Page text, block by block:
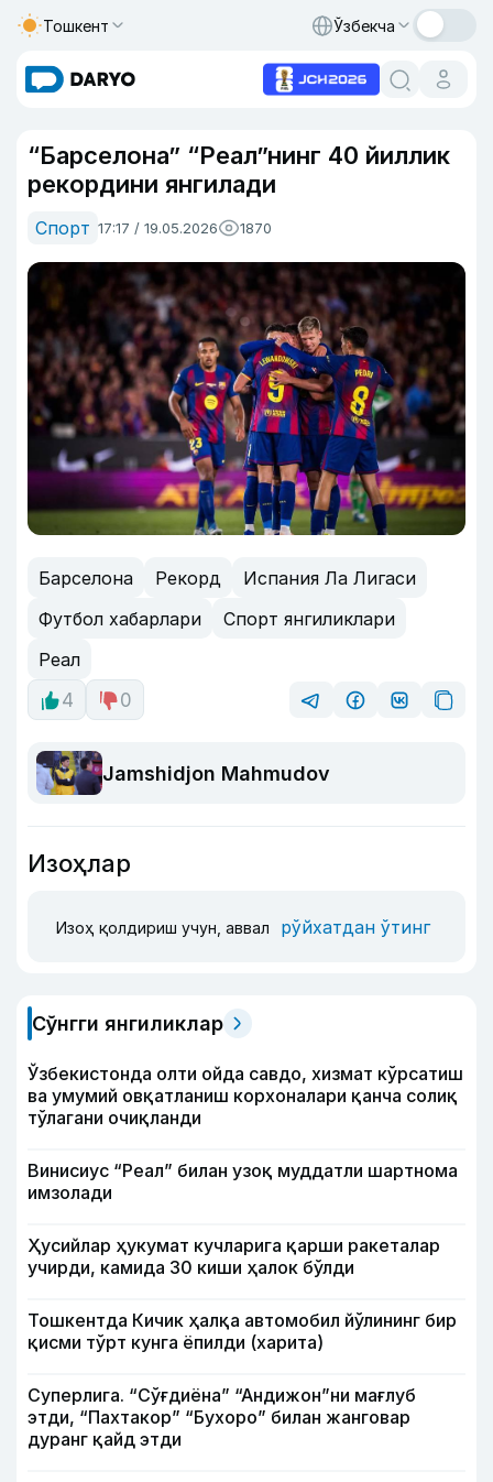
Тошкент Ўзбекча
“Барселона” “Реал”нинг 40 йиллик
рекордини янгилади
Спорт 17:17 / 19.05.2026 1870
Барселона Рекорд
Испания Ла Лигаси
Футбол хабарлари
Спорт янгиликлари
Реал
4
0
Jamshidjon Mahmudov
Изоҳлар
Изоҳ қолдириш учун, аввал рўйхатдан ўтинг
Сўнгги янгиликлар
Ўзбекистонда олти ойда савдо, хизмат кўрсатиш
ва умумий овқатланиш корхоналари қанча солиқ
тўлагани очиқланди
Винисиус “Реал” билан узоқ муддатли шартнома
имзолади
Ҳусийлар ҳукумат кучларига қарши ракеталар
учирди, камида 30 киши ҳалок бўлди
Тошкентда Кичик ҳалқа автомобил йўлининг бир
қисми тўрт кунга ёпилди (харита)
Суперлига. “Сўғдиёна” “Андижон”ни мағлуб
этди, “Пахтакор” “Бухоро” билан жанговар
дуранг қайд этди